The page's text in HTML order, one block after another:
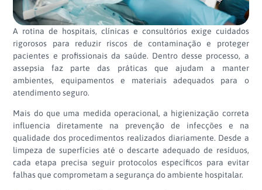
A rotina de hospitais, clínicas e consultórios exige cuidados
rigorosos para reduzir riscos de contaminação e proteger
pacientes e profissionais da saúde. Dentro desse processo, a
assepsia faz parte das práticas que ajudam a manter
ambientes, equipamentos e materiais adequados para o
atendimento seguro.
Mais do que uma medida operacional, a higienização correta
influencia diretamente na prevenção de infecções e na
qualidade dos procedimentos realizados diariamente. Desde a
limpeza de superfícies até o descarte adequado de resíduos,
cada etapa precisa seguir protocolos específicos para evitar
falhas que comprometam a segurança do ambiente hospitalar.